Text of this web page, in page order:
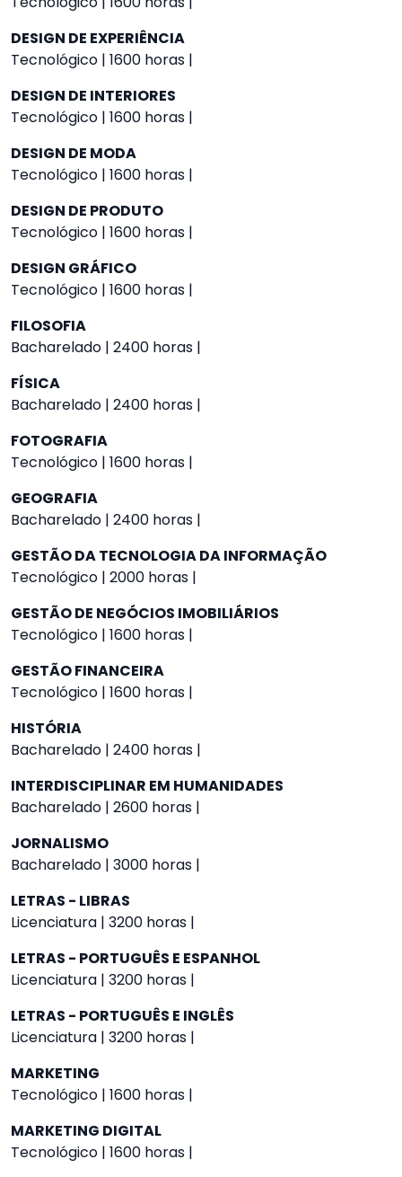
DESIGN DE EXPERIÊNCIA
Tecnológico | 1600 horas |
DESIGN DE INTERIORES
Tecnológico | 1600 horas |
DESIGN DE MODA
Tecnológico | 1600 horas |
DESIGN DE PRODUTO
Tecnológico | 1600 horas |
DESIGN GRÁFICO
Tecnológico | 1600 horas |
FILOSOFIA
Bacharelado | 2400 horas |
FÍSICA
Bacharelado | 2400 horas |
FOTOGRAFIA
Tecnológico | 1600 horas |
GEOGRAFIA
Bacharelado | 2400 horas |
GESTÃO DA TECNOLOGIA DA INFORMAÇÃO
Tecnológico | 2000 horas |
GESTÃO DE NEGÓCIOS IMOBILIÁRIOS
Tecnológico | 1600 horas |
GESTÃO FINANCEIRA
Tecnológico | 1600 horas |
HISTÓRIA
Bacharelado | 2400 horas |
INTERDISCIPLINAR EM HUMANIDADES
Bacharelado | 2600 horas |
JORNALISMO
Bacharelado | 3000 horas |
LETRAS - LIBRAS
Licenciatura | 3200 horas |
LETRAS - PORTUGUÊS E ESPANHOL
Licenciatura | 3200 horas |
LETRAS - PORTUGUÊS E INGLÊS
Licenciatura | 3200 horas |
MARKETING
Tecnológico | 1600 horas |
MARKETING DIGITAL
Tecnológico | 1600 horas |